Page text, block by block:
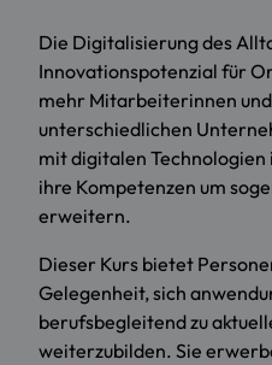
Die Digitalisierung des
Innovationspotenzial für
mehr Mitarbeiterinnen
unterschiedlichen
mit digitalen Technologien
ihre Kompetenzen um
erweitern.
Dieser Kurs bietet
Gelegenheit, sich
berufsbegleitend zu
weiterzubilden. Sie